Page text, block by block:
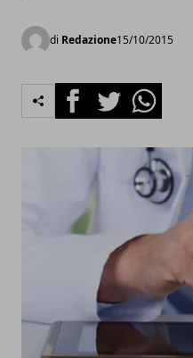
di Redazione15/10/2015
FacebookTwitterWhatsapp